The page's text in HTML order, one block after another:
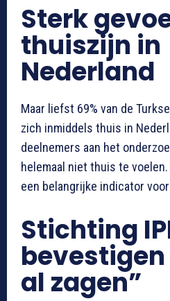
Sterk
thuiszijn in
Nederland
Maar liefst 69% van de
zich inmiddels thuis in
deelnemers aan het
helemaal niet thuis te
een belangrijke indicator
Stichting
al zagen”